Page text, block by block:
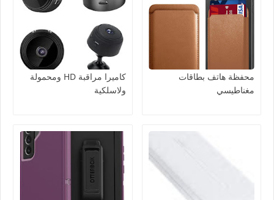
محفظة هاتف بطاقات
مغناطيسي
كاميرا مراقبة HD ومحمولة
ولاسلكية